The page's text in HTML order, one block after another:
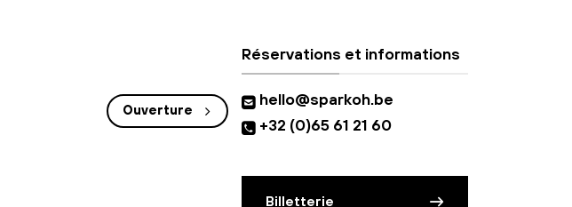
Ouverture
Réservations et informations
hello@sparkoh.be
+32 (0)65 61 21 60
Billetterie